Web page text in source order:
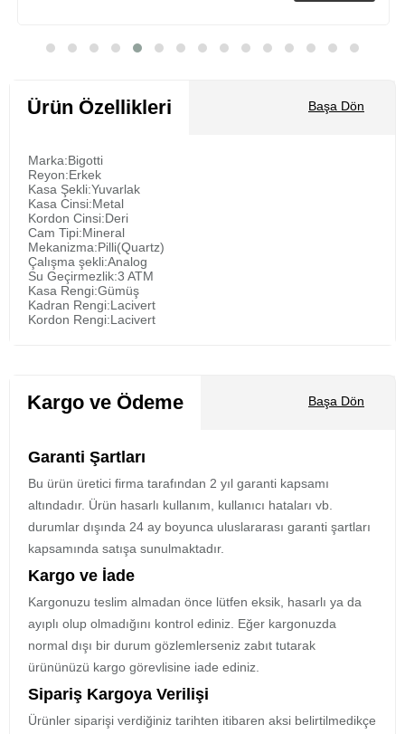
Ürün Özellikleri Başa Dön
Marka:Bigotti
Reyon:Erkek
Kasa Şekli:Yuvarlak
Kasa Cinsi:Metal
Kordon Cinsi:Deri
Cam Tipi:Mineral
Mekanizma:Pilli(Quartz)
Çalışma şekli:Analog
Su Geçirmezlik:3 ATM
Kasa Rengi:Gümüş
Kadran Rengi:Lacivert
Kordon Rengi:Lacivert
Kargo ve Ödeme Başa Dön
Garanti Şartları
Bu ürün üretici firma tarafından 2 yıl garanti kapsamı
altındadır. Ürün hasarlı kullanım, kullanıcı hataları vb.
durumlar dışında 24 ay boyunca uluslararası garanti şartları
kapsamında satışa sunulmaktadır.
Kargo ve İade
Kargonuzu teslim almadan önce lütfen eksik, hasarlı ya da
ayıplı olup olmadığını kontrol ediniz. Eğer kargonuzda
normal dışı bir durum gözlemlerseniz zabıt tutarak
ürününüzü kargo görevlisine iade ediniz.
Sipariş Kargoya Verilişi
Ürünler siparişi verdiğiniz tarihten itibaren aksi belirtilmedikçe